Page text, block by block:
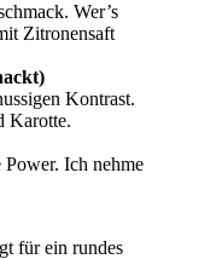
Wer’s
Zitronensaft
Kontrast.
Karotte.
Power. Ich nehme
für ein rundes